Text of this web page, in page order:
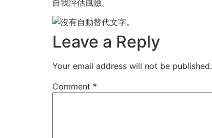
自我評估風險。
Leave a Reply
Your email address will not be published.
Comment *